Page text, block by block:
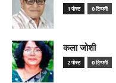
1 पोस्ट 0 टिप्पणी
कला जोशी
2 पोस्ट 0 टिप्पणी